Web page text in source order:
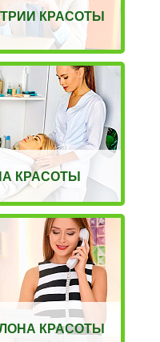
КРАСОТЫ
КРАСОТЫ
КРАСОТЫ